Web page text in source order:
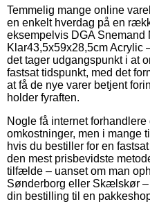
Temmelig mange online
en enkelt hverdag på en
eksempelvis DGA Snemand
Klar43,5x59x28,5cm Acrylic
det tager udgangspunkt i at
fastsat tidspunkt, med det
at få de nye varer betjent
holder fyraften.
Nogle få internet
omkostninger, men i
hvis du bestiller for en
den mest prisbevidste
tilfælde – uanset om man
Sønderborg eller Skælskør
din bestilling til en